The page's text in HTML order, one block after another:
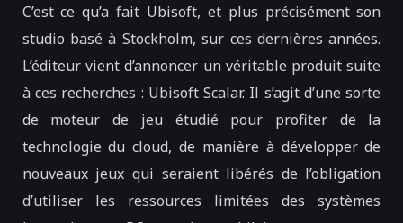
C’est ce qu’a fait Ubisoft, et plus précisément son
studio basé à Stockholm, sur ces dernières années.
L’éditeur vient d’annoncer un véritable produit suite
à ces recherches : Ubisoft Scalar. Il s’agit d’une sorte
de moteur de jeu étudié pour profiter de la
technologie du cloud, de manière à développer de
nouveaux jeux qui seraient libérés de l’obligation
d’utiliser les ressources limitées des systèmes